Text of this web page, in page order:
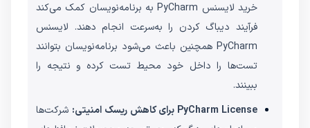
خرید لایسنس PyCharm به برنامه‌نویسان کمک می‌کند
فرآیند دیباگ کردن را به‌سرعت انجام دهند. لایسنس
PyCharm همچنین باعث می‌شود برنامه‌نویسان بتوانند
تست‌ها را داخل خود محیط تست کرده و نتیجه را
ببینند.
PyCharm License برای کاهش ریسک امنیتی:
شرکت‌ها